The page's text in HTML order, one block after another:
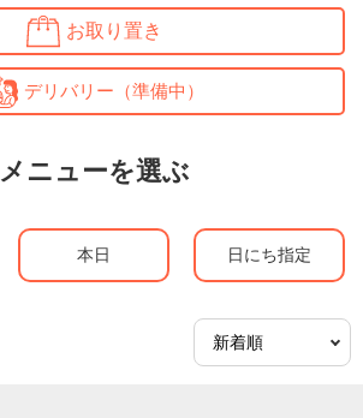
お取り置き
デリバリー（準備中）
メニューを選ぶ
本日 日にち指定